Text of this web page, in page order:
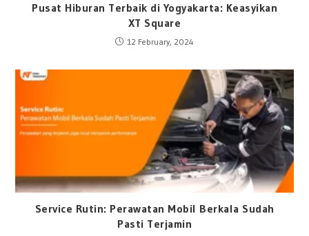
Pusat Hiburan Terbaik di Yogyakarta: Keasyikan
XT Square
12 February, 2024
Service Rutin: Perawatan Mobil Berkala Sudah
Pasti Terjamin